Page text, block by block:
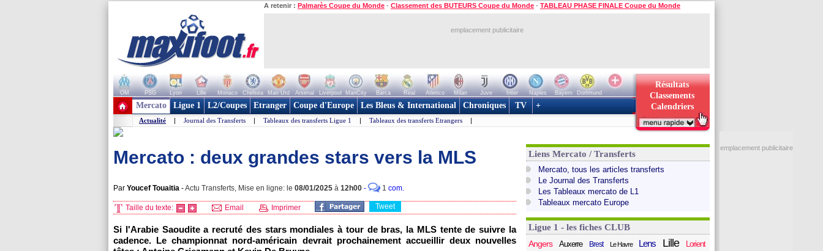
A retenir : Palmarès Coupe du Monde - Classement des BUTEURS Coupe du Monde - TABLEAU PHASE FINALE Coupe du Monde
emplacement publicitaire
OM PSG Lyon Lille Monaco Chelsea Man Utd Arsenal Liverpool ManCity Barca Real Atletico Milan Juve Inter Naples Bayern
Dortmund
+ de clubs
Résultats
Classements
Calendriers
Mercato Ligue 1 L2/Coupes Etranger Coupe d'Europe Les Bleus & International Chroniques TV +
Actualité | Journal des Transferts | Tableaux des transferts Ligue 1 | Tableaux des transferts Etrangers |
Mercato : deux grandes stars vers la MLS
Par Youcef Touaitia -Actu Transferts, Mise en ligne: le 08/01/2025 à 12h00 - 1 com.
Taille du texte: Email Imprimer Tweet
Si l'Arabie Saoudite a recruté des stars mondiales à tour de bras, la MLS tente de suivre la
cadence. Le championnat nord-américain devrait prochainement accueillir deux nouvelles
Liens Mercato / Transferts
Mercato, tous les articles transferts
Le Journal des Transferts
Les Tableaux mercato de L1
Tableaux mercato Europe
Ligue 1 - les fiches CLUB
Angers
Auxerre Brest Le Havre Lens Lille Lorient
emplacement publicitaire